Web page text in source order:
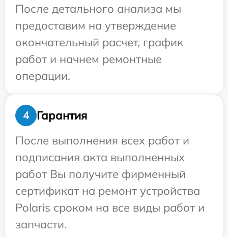
После детального анализа мы
предоставим на утверждение
окончательный расчет, график
работ и начнем ремонтные
операции.
4
Гарантия
После выполнения всех работ и
подписания акта выполненных
работ Вы получите фирменный
сертификат на ремонт устройства
Polaris сроком на все виды работ и
запчасти.